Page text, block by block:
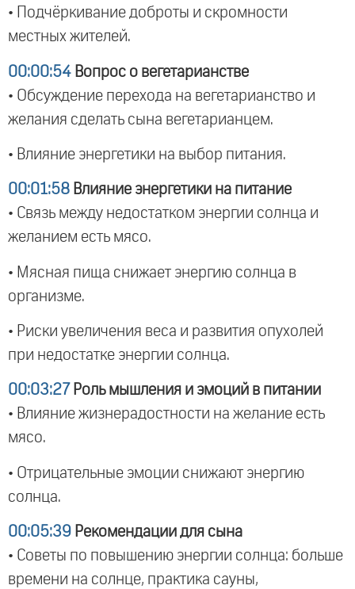
• Подчёркивание доброты и скромности
местных жителей.
00:00:54 Вопрос о вегетарианстве
• Обсуждение перехода на вегетарианство и
желания сделать сына вегетарианцем.
• Влияние энергетики на выбор питания.
00:01:58 Влияние энергетики на питание
• Связь между недостатком энергии солнца и
желанием есть мясо.
• Мясная пища снижает энергию солнца в
организме.
• Риски увеличения веса и развития опухолей
при недостатке энергии солнца.
00:03:27 Роль мышления и эмоций в питании
• Влияние жизнерадостности на желание есть
мясо.
• Отрицательные эмоции снижают энергию
солнца.
00:05:39 Рекомендации для сына
• Советы по повышению энергии солнца: больше
времени на солнце, практика сауны,